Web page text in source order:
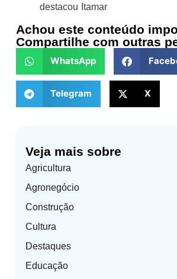
Veja mais sobre
Agricultura
Agronegócio
Construção
Cultura
Destaques
Educação
destacou Itamar
Achou este conteúdo
Compartilhe com outras
WhatsApp
Telegram X